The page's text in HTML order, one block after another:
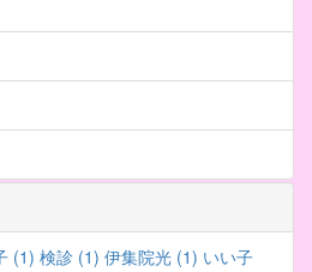
(1) 検診 (1) 伊集院光 (1) いい子